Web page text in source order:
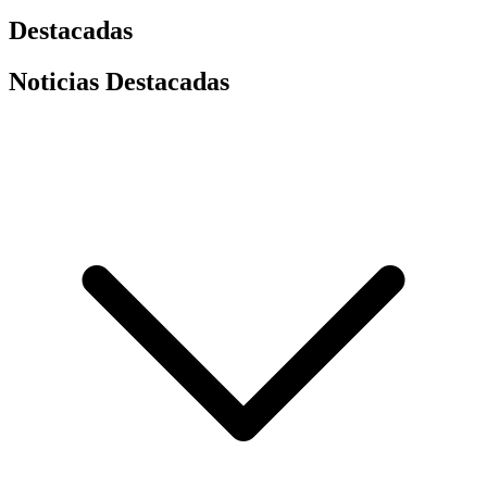
Destacadas
Noticias Destacadas